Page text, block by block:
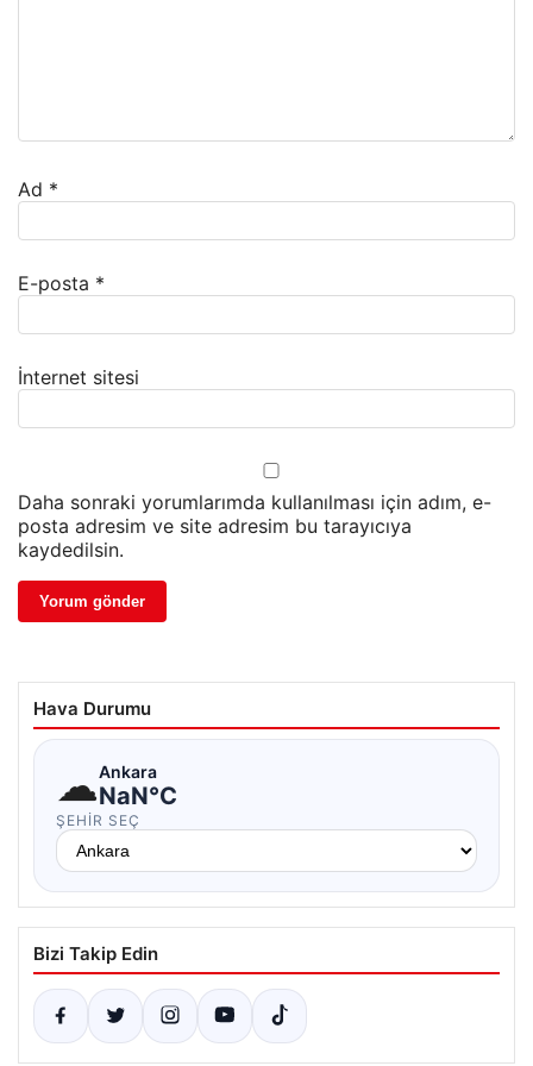
Ad *
E-posta *
İnternet sitesi
Daha sonraki yorumlarımda kullanılması için adım, e-
posta adresim ve site adresim bu tarayıcıya
kaydedilsin.
Hava Durumu
☁Ankara
NaN°C
ŞEHIR SEÇ
Bizi Takip Edin